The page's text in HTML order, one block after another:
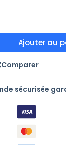
Ajouter au
Comparer
sécurisée